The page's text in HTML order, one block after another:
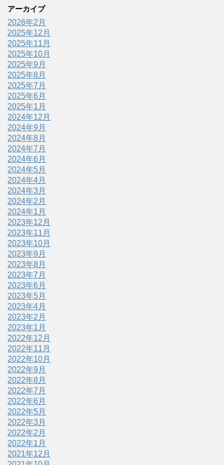
アーカイブ
2026年2月
2025年12月
2025年11月
2025年10月
2025年9月
2025年8月
2025年7月
2025年6月
2025年1月
2024年12月
2024年9月
2024年8月
2024年7月
2024年6月
2024年5月
2024年4月
2024年3月
2024年2月
2024年1月
2023年12月
2023年11月
2023年10月
2023年9月
2023年8月
2023年7月
2023年6月
2023年5月
2023年4月
2023年2月
2023年1月
2022年12月
2022年11月
2022年10月
2022年9月
2022年8月
2022年7月
2022年6月
2022年5月
2022年3月
2022年2月
2022年1月
2021年12月